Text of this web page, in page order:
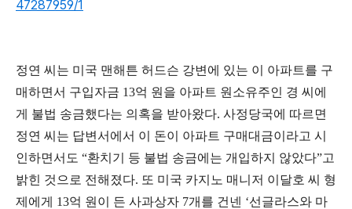
47287959/1
정연 씨는 미국 맨해튼 허드슨 강변에 있는 이 아파트를 구
매하면서 구입자금 13억 원을 아파트 원소유주인 경 씨에
게 불법 송금했다는 의혹을 받아왔다. 사정당국에 따르면
정연 씨는 답변서에서 이 돈이 아파트 구매대금이라고 시
인하면서도 “환치기 등 불법 송금에는 개입하지 않았다”고
밝힌 것으로 전해졌다. 또 미국 카지노 매니저 이달호 씨 형
제에게 13억 원이 든 사과상자 7개를 건넨 ‘선글라스와 마